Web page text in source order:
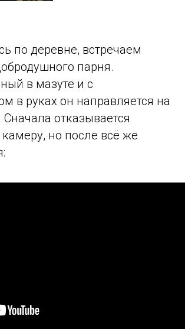
по деревне, встречаем
парня.
в мазуте и с
в руках он направляется на
отказывается
камеру, но после всё же